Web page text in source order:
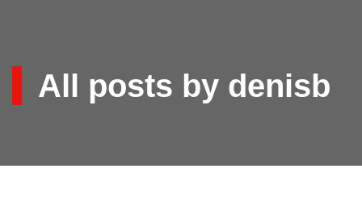
All posts by denisb